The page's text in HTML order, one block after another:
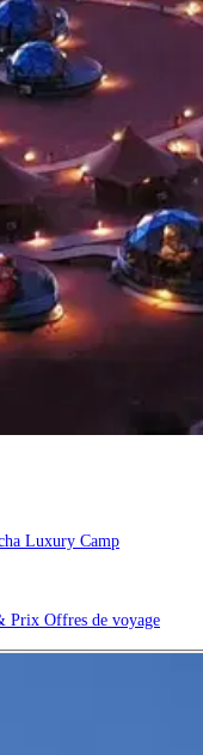
Luxury Camp
Prix Offres de voyage